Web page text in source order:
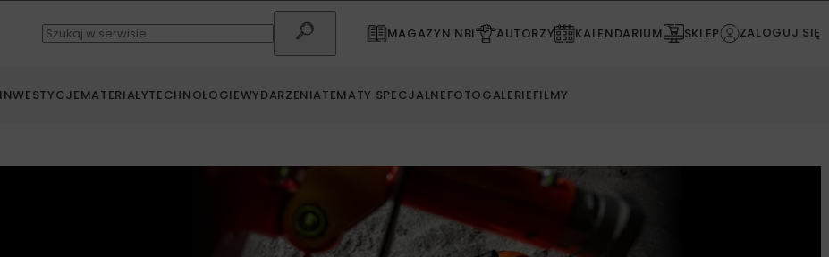
MAGAZYN NBI AUTORZY KALENDARIUM SKLEP ZALOGUJ SIĘ
INWESTYCJEMATERIAŁYTECHNOLOGIEWYDARZENIATEMATY SPECJALNEFOTOGALERIEFILMY